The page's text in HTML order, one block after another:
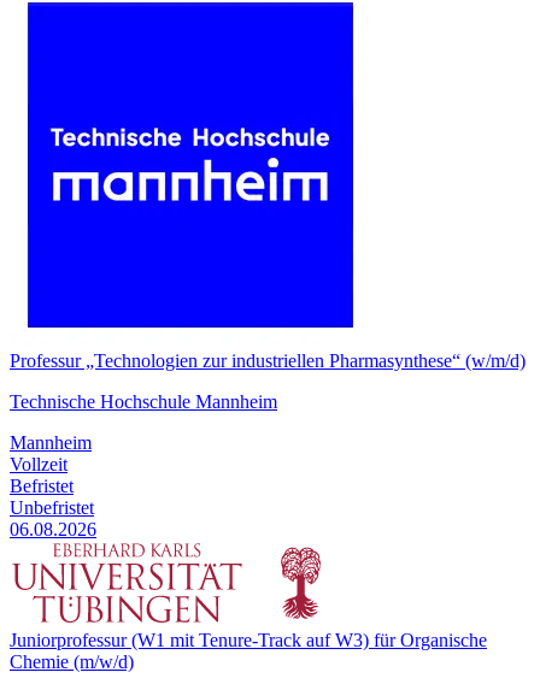
Professur „Technologien zur industriellen Pharmasynthese“ (w/m/d)
Technische Hochschule Mannheim
Mannheim
Vollzeit
Befristet
Unbefristet
06.08.2026
Juniorprofessur (W1 mit Tenure-Track auf W3) für Organische
Chemie (m/w/d)